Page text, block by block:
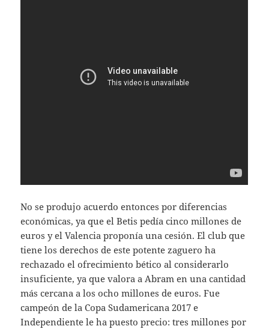
No se produjo acuerdo entonces por diferencias
económicas, ya que el Betis pedía cinco millones de
euros y el Valencia proponía una cesión. El club que
tiene los derechos de este potente zaguero ha
rechazado el ofrecimiento bético al considerarlo
insuficiente, ya que valora a Abram en una cantidad
más cercana a los ocho millones de euros. Fue
campeón de la Copa Sudamericana 2017 e
Independiente le ha puesto precio: tres millones por